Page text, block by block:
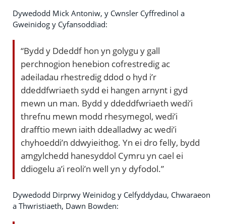
Dywedodd Mick Antoniw, y Cwnsler Cyffredinol a
Gweinidog y Cyfansoddiad:
“Bydd y Ddeddf hon yn golygu y gall
perchnogion henebion cofrestredig ac
adeiladau rhestredig ddod o hyd i’r
ddeddfwriaeth sydd ei hangen arnynt i gyd
mewn un man. Bydd y ddeddfwriaeth wedi’i
threfnu mewn modd rhesymegol, wedi’i
drafftio mewn iaith ddealladwy ac wedi’i
chyhoeddi’n ddwyieithog. Yn ei dro felly, bydd
amgylchedd hanesyddol Cymru yn cael ei
ddiogelu a’i reoli’n well yn y dyfodol.”
Dywedodd Dirprwy Weinidog y Celfyddydau, Chwaraeon
a Thwristiaeth, Dawn Bowden: